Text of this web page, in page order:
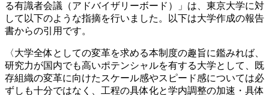
る有識者会議（アドバイザリーボード）」は、東京大学に対
して以下のような指摘を行いました。以下は大学作成の報告
書からの引用です。
〈大学全体としての変革を求める本制度の趣旨に鑑みれば、
研究力が国内でも高いポテンシャルを有する大学として、既
存組織の変革に向けたスケール感やスピード感については必
ずしも十分ではなく、工程の具体化と学内調整の加速・具体